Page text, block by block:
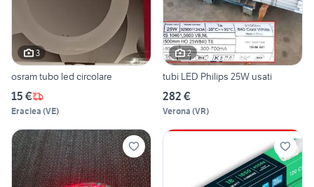
3
osram tubo led circolare
15 €
Eraclea (VE)
2
tubi LED Philips 25W usati
282 €
Verona (VR)